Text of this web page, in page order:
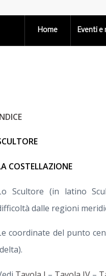
Home Eventi e
COSTELLAZIONE
Scultore (in latino
dalle regioni
coordinate del punto